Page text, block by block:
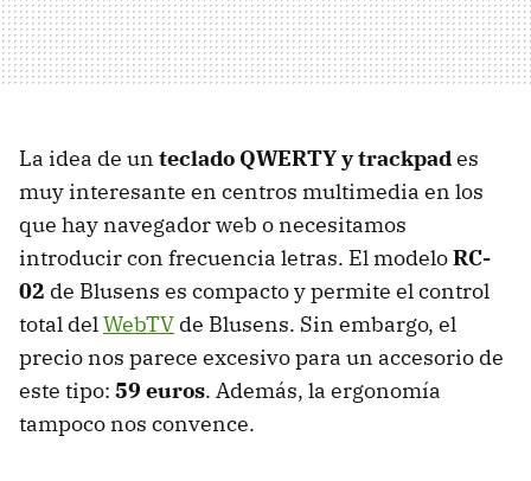
La idea de un teclado QWERTYy trackpades
muy interesante en centros multimedia en los
que hay navegador web o necesitamos
introducir con frecuencia letras. El modeloRC-
02 de Blusens es compacto y permite el control
total delWebTV de Blusens. Sin embargo, el
precio nos parece excesivo para un accesorio de
este tipo: 59 euros. Además, la ergonomía
tampoco nos convence.